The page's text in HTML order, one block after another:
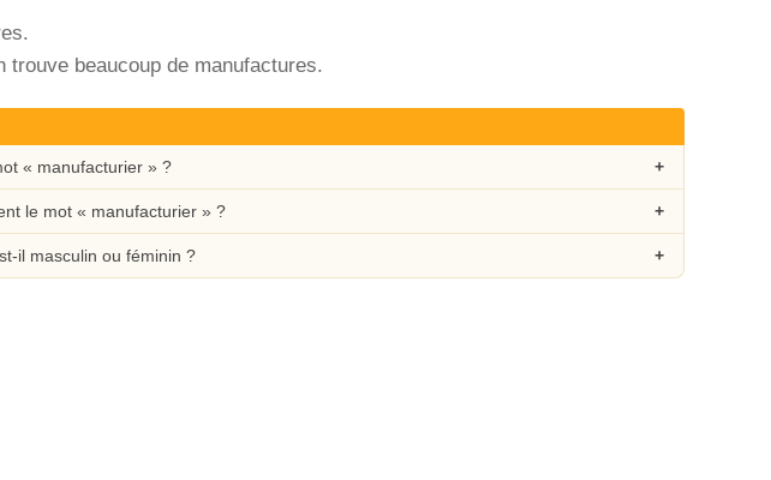
trouve beaucoup de manufactures.
« manufacturier » ?
le mot « manufacturier » ?
il masculin ou féminin ?